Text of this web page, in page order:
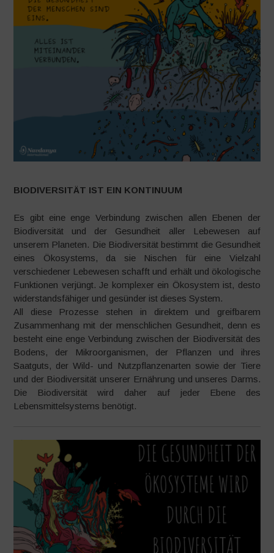
BIODIVERSITÄT IST EIN KONTINUUM
Es gibt eine enge Verbindung zwischen allen Ebenen der
Biodiversität und der Gesundheit aller Lebewesen auf
unserem Planeten. Die Biodiversität bestimmt die Gesundheit
eines Ökosystems, da sie Nischen für eine Vielzahl
verschiedener Lebewesen schafft und erhält und ökologische
Funktionen verjüngt. Je komplexer ein Ökosystem ist, desto
widerstandsfähiger und gesünder ist dieses System.
All diese Prozesse stehen in direktem und greifbarem
Zusammenhang mit der menschlichen Gesundheit, denn es
besteht eine enge Verbindung zwischen der Biodiversität des
Bodens, der Mikroorganismen, der Pflanzen und ihres
Saatguts, der Wild- und Nutzpflanzenarten sowie der Tiere
und der Biodiversität unserer Ernährung und unseres Darms.
Die Biodiversität wird daher auf jeder Ebene des
Lebensmittelsystems benötigt.